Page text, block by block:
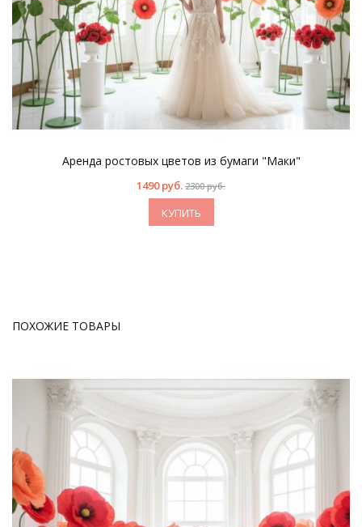
Аренда ростовых цветов из бумаги "Маки"
1490 руб. 2300 руб.
КУПИТЬ
ПОХОЖИЕ ТОВАРЫ